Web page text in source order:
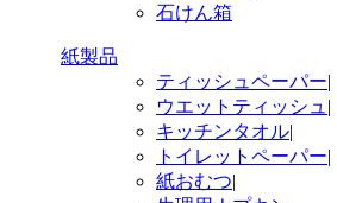
石けん箱
紙製品
ティッシュペーパー|
ウエットティッシュ |
キッチンタオル|
トイレットペーパー|
紙おむつ|